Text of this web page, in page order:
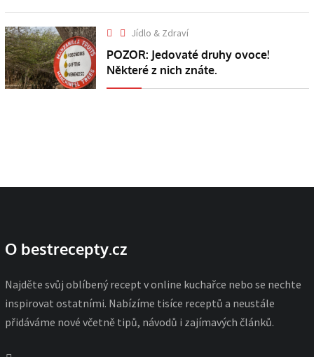
Jídlo & Zdraví
POZOR: Jedovaté druhy ovoce!
Některé z nich znáte.
O bestrecepty.cz
Najděte svůj oblíbený recept v online kuchařce nebo se nechte
inspirovat ostatními. Nabízíme tisíce receptů a neustále
přidáváme nové včetně tipů, návodů i zajímavých článků.